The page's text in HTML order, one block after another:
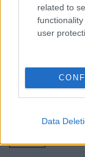
related to
user
Data
Και η
Boeing
την